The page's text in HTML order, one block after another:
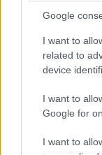
Google
I want to
related to
device
I want to
Google for
I want to
Minap
tudtunk meg
Premier: